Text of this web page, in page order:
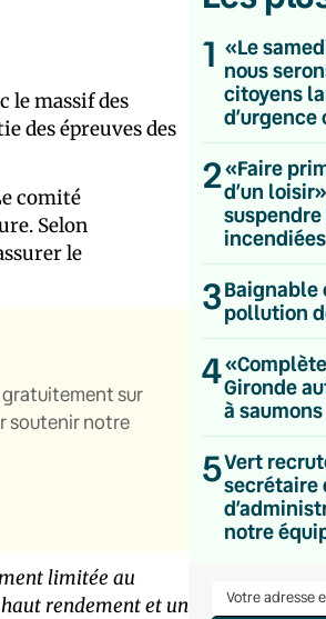
le massif des
des épreuves des
comité
Selon
le
gratuitement sur
soutenir notre
limitée au
rendement et un
1 «Le
nous
citoyens
2«Faire
d’un
incendiées
3Baignable
pollution
4Gironde
à
5Vert
secrétaire
notre
💌
Le samedi
Chaleurs
Une fois
C’était